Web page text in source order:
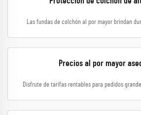
Las fundas de colchón al por mayor brindan
Precios al por mayor
Disfrute de tarifas rentables para pedidos